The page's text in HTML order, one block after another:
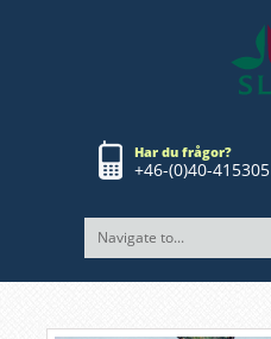
Har du frågor?
+46-(0)40-415305